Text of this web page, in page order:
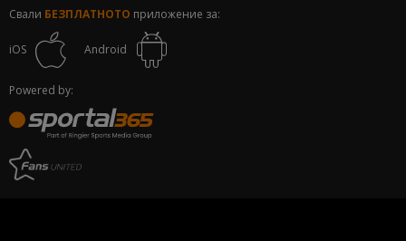
Свали БЕЗПЛАТНОТО приложение за:
iOS Android
Powered by: